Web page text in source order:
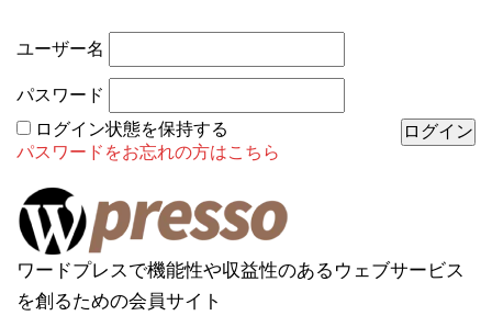
ユーザー名
パスワード
ログイン状態を保持する
パスワードをお忘れの方はこちら
ワードプレスで機能性や収益性のあるウェブサービス
を創るための会員サイト